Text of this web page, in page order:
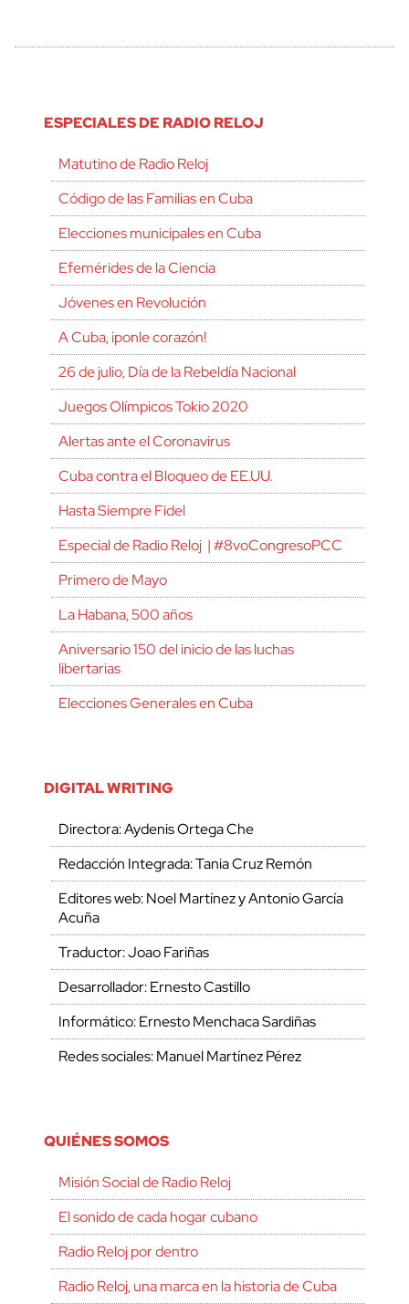
cerrar
ESPECIALES DE RADIO RELOJ
Matutino de Radio Reloj
Código de las Familias en Cuba
Elecciones municipales en Cuba
Efemérides de la Ciencia
Jóvenes en Revolución
A Cuba, ¡ponle corazón!
26 de julio, Día de la Rebeldía Nacional
Juegos Olímpicos Tokio 2020
Alertas ante el Coronavirus
Cuba contra el Bloqueo de EE.UU.
Hasta Siempre Fidel
Especial de Radio Reloj | #8voCongresoPCC
Primero de Mayo
La Habana, 500 años
Aniversario 150 del inicio de las luchas
libertarias
Elecciones Generales en Cuba
DIGITAL WRITING
Directora: Aydenis Ortega Che
Redacción Integrada: Tania Cruz Remón
Editores web: Noel Martínez y Antonio García
Acuña
Traductor: Joao Fariñas
Desarrollador: Ernesto Castillo
Informático: Ernesto Menchaca Sardiñas
Redes sociales: Manuel Martínez Pérez
QUIÉNES SOMOS
Misión Social de Radio Reloj
El sonido de cada hogar cubano
Radio Reloj por dentro
Radio Reloj, una marca en la historia de Cuba